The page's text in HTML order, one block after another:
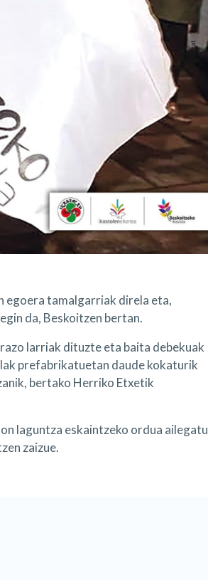
egoera tamalgarriak direla eta,
da, Beskoitzen bertan.
larriak dituzte eta baita debekuak
prefabrikatuetan daude kokaturik
bertako Herriko Etxetik
laguntza eskaintzeko ordua ailegatu
zaizue.